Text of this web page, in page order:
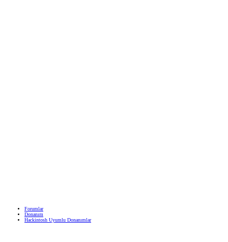
Forumlar
Donanım
Hackintosh Uyumlu Donanımlar